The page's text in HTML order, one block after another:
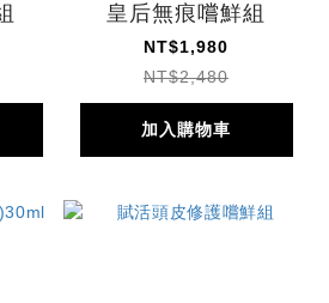
皇后無痕嚐鮮組
NT$1,980
NT$2,480
加入購物車